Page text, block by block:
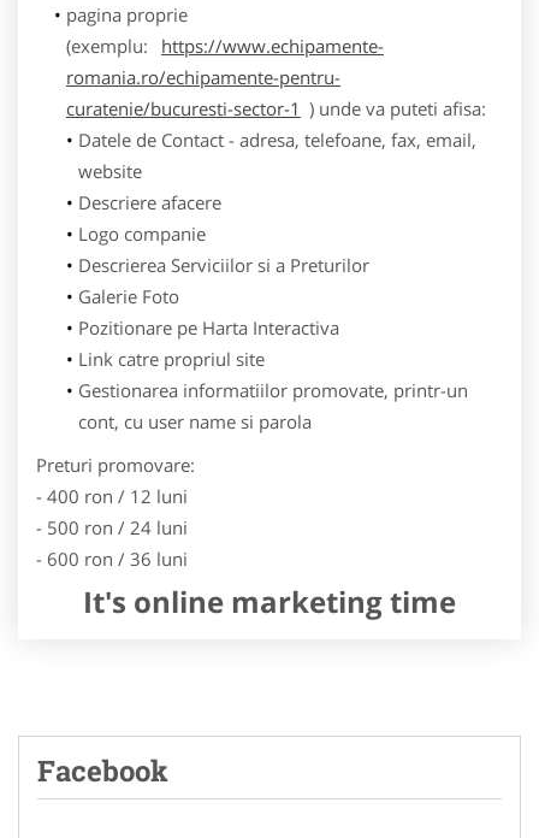
pagina proprie
(exemplu:
https://www.echipamente-
romania.ro/echipamente-pentru-
curatenie/bucuresti-sector-1 ) unde va puteti afisa:
Datele de Contact - adresa, telefoane, fax, email,
website
Descriere afacere
Logo companie
Descrierea Serviciilor si a Preturilor
Galerie Foto
Pozitionare pe Harta Interactiva
Link catre propriul site
Gestionarea informatiilor promovate, printr-un
cont, cu user name si parola
Preturi promovare:
- 400 ron / 12 luni
- 500 ron / 24 luni
- 600 ron / 36 luni
It's online marketing time
Facebook